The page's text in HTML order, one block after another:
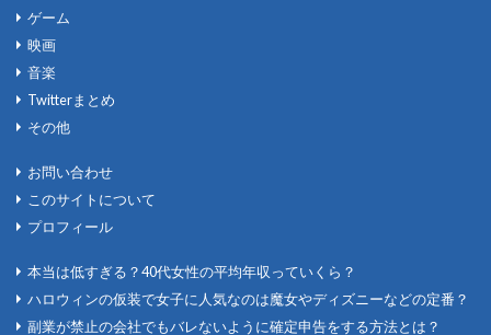
ゲーム
映画
音楽
Twitterまとめ
その他
お問い合わせ
このサイトについて
プロフィール
本当は低すぎる？40代女性の平均年収っていくら？
ハロウィンの仮装で女子に人気なのは魔女やディズニーなどの定番？
副業が禁止の会社でもバレないように確定申告をする方法とは？